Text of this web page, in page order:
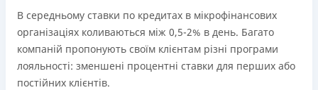
Нема кредиту для юросіб (ФОП)
Немає цілодобової підтримки по телефону, в Viber,
Telegram, Facebook
Погашення
В середньому ставки по кредитах в мікрофінансових
організаціях коливаються між 0,5-2% в день. Багато
компаній пропонують своїм клієнтам різні програми
лояльності: зменшені процентні ставки для перших або
постійних клієнтів.